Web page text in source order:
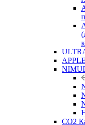
APPLE
CO2